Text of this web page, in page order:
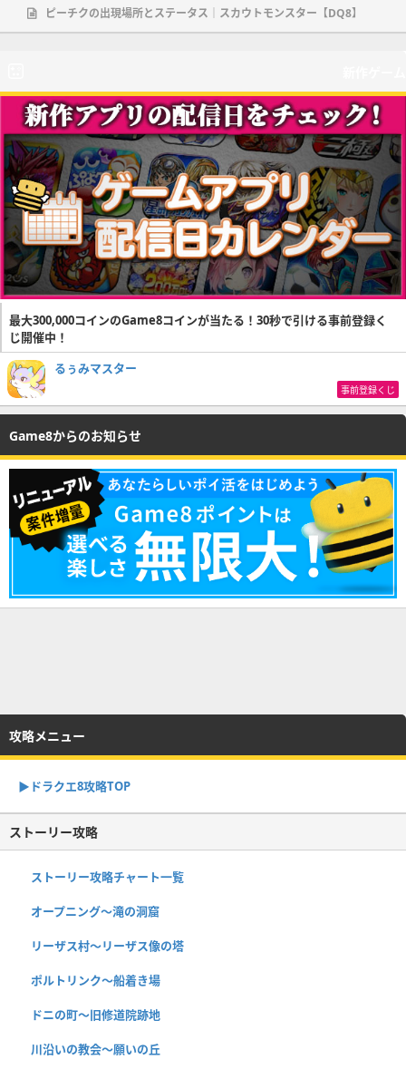
ピーチクの出現場所とステータス｜スカウトモンスター【DQ8】
最大300,000コインのGame8コインが当たる！30秒で引ける事前登録く
じ開催中！
るぅみマスター
事前登録くじ
Game8からのお知らせ
攻略メニュー
▶︎ドラクエ8攻略TOP
ストーリー攻略
ストーリー攻略チャート一覧
オープニング〜滝の洞窟
リーザス村〜リーザス像の塔
ポルトリンク〜船着き場
ドニの町〜旧修道院跡地
川沿いの教会〜願いの丘